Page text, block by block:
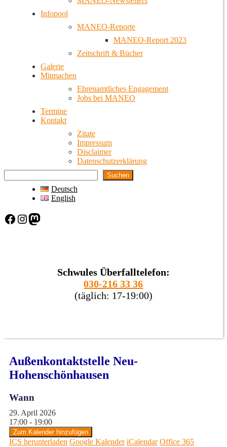
Infopool
MANEO-Reporte
MANEO-Report 2023
Zeitschrift & Bücher
Galerie
Mitmachen
Ehrenamtliches Engagement
Jobs bei MANEO
Termine
Kontakt
Zitate
Impressum
Disclaimer
Datenschutzerklärung
Suchen
Deutsch
English
Facebook Instagram Mastodon
Schwules Überfalltelefon:
030-216 33 36
(täglich: 17-19:00)
Außenkontaktstelle Neu-
Hohenschönhausen
Wann
29. April 2026
17:00 - 19:00
Zum Kalender hinzufügen
ICS herunterladen Google Kalender iCalendar Office 365